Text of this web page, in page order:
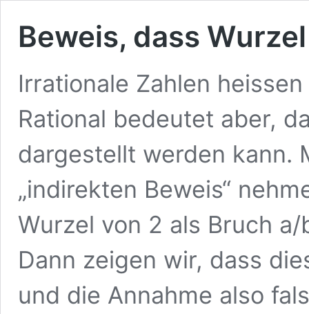
Beweis, dass
Irrationale Zahlen
Rational bedeutet aber,
dargestellt werden kann.
„indirekten Beweis“
Wurzel von 2 als Bruch
Dann zeigen wir, dass
und die Annahme also